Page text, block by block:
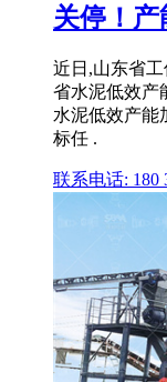
关停！产
近日,山东省
省水泥低效产
水泥低效产能
标任 .
联系电话: 180